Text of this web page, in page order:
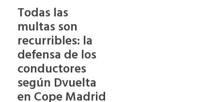
Todas las
multas son
recurribles: la
defensa de los
conductores
según Dvuelta
en Cope Madrid